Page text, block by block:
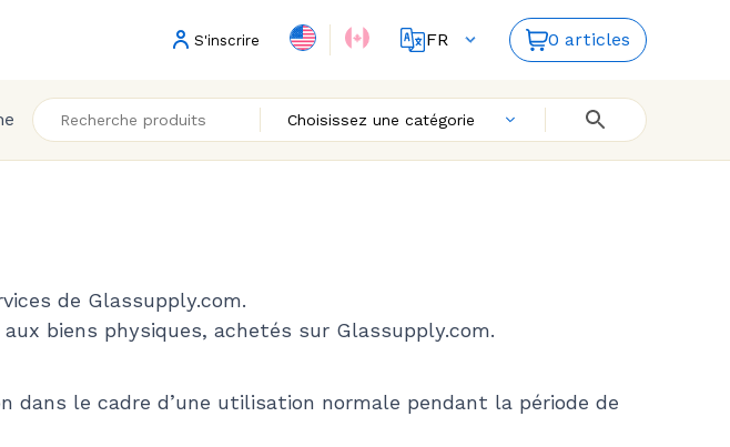
S'inscrire
FR
EN
0 articles
Choisissez une catégorie
de Glassupply.com.
biens physiques, achetés sur Glassupply.com.
le cadre d’une utilisation normale pendant la période de